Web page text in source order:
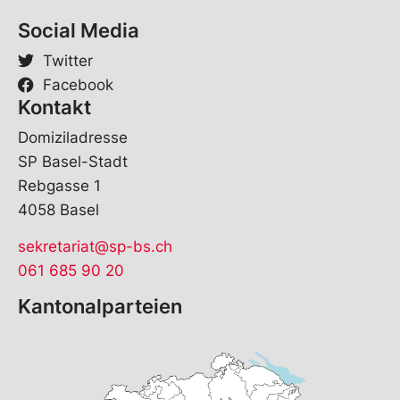
Social Media
Twitter
Facebook
Kontakt
Domiziladresse
SP Basel-Stadt
Rebgasse 1
4058 Basel
sekretariat@sp-bs.ch
061 685 90 20
Kantonalparteien